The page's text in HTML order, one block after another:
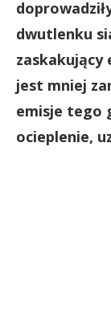
dwutlenku
zaskakujący
jest mniej
emisje tego
ocieplenie,